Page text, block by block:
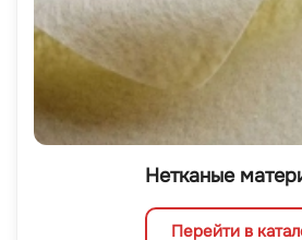
Нетканые
Перейти в